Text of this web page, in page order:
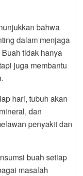
bahwa
dalam menjaga
tidak hanya
juga membantu
hari, tubuh akan
dan
penyakit dan
buah setiap
masalah